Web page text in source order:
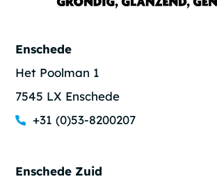
Enschede
Het Poolman 1
7545 LX Enschede
+31 (0)53-8200207
Enschede Zuid